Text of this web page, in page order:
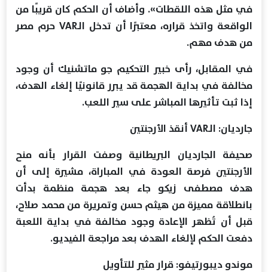
في مثل هذه اللقطات». وأضاف أن الحكم كان قريبًا من
الواقعة واتخذ قراره، معتبرًا أن تدخل الـVAR حرم مصر
من هدف مهم.
في المقابل، رأى خبير التحكيم جو ماتشنيك أن وجود
مخالفة في بداية الهجمة قد يبرر قانونيًا إلغاء الهدف،
إذا ثبت تأثيرها المباشر على سير اللعب.
جارديان: الـVAR أنقذ الأرجنتين
صحيفة الجارديان البريطانية وصفت القرار بأنه منح
الأرجنتين فرصة العودة في المباراة، مشيرة إلى أن
هدف مصطفى زيكو جاء بعد هجمة منظمة بدأت
بانطلاقة مميزة من هيثم حسن وتمريرة من محمد صلاح،
قبل أن تُظهر الإعادة وجود مخالفة في بداية اللعبة
دفعت الحكم لإلغاء الهدف بعد مراجعة الفيديو.
موندو ديبورتيفو: قرار مثير للتأويل